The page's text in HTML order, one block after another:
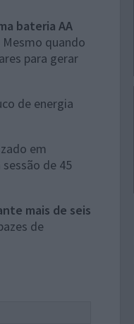
bateria AA
quando
para gerar
de energia
em
de 45
mais de seis
de